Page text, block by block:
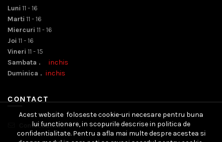
Luni 11 - 16
Marti 11 - 16
Miercuri 11 - 16
Joi 11 - 16
Vineri 11 - 15
Sambata . inchis
Duminica . inchis
CONTACT
Contact Email
Acest website foloseste cookie-uri necesare pentru buna
lui functionare, in scopurile descrise in politica de
confidentialitate. Pentru a afla mai multe despre acestea si